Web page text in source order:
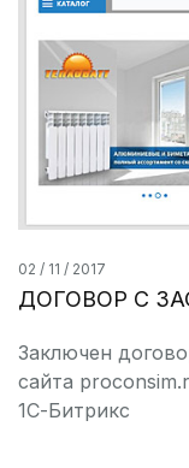
02 / 11 / 2017
ДОГОВОР С
Заключен
сайта
1С-Битрикс